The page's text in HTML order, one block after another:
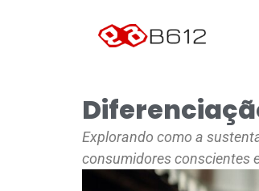
Explorando como a
consumidores conscientes